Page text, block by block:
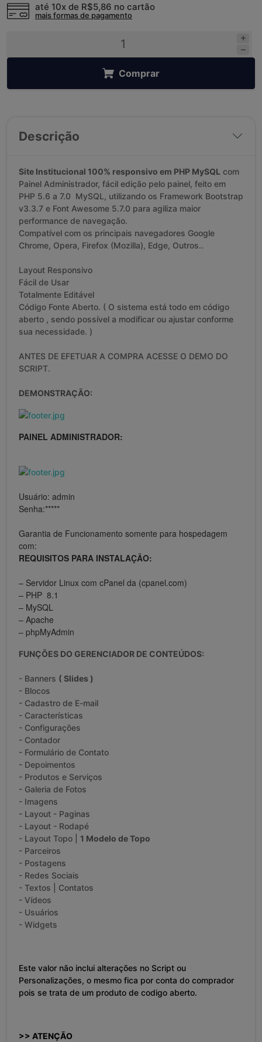
até 10x de R$5,86 no cartão
mais formas de pagamento
Comprar
Descrição
Site Institucional 100% responsivo em PHP MySQL com
Painel Administrador, fácil edição pelo painel, feito em
PHP 5.6 a 7.0 MySQL, utilizando os Framework Bootstrap
v3.3.7 e Font Awesome 5.7.0 para agiliza maior
performance de navegação.
Compatível com os principais navegadores Google
Chrome, Opera, Firefox (Mozilla), Edge, Outros..
Layout Responsivo
Fácil de Usar
Totalmente Editável
Código Fonte Aberto. ( O sistema está todo em código
aberto , sendo possível a modificar ou ajustar conforme
sua necessidade. )
ANTES DE EFETUAR A COMPRA ACESSE O DEMO DO
SCRIPT.
DEMONSTRAÇÃO:
PAINEL ADMINISTRADOR:
Usuário: admin
Senha:*****
Garantia de Funcionamento somente para hospedagem
com:
REQUISITOS PARA INSTALAÇÃO:
– Servidor Linux com cPanel da (cpanel.com)
– PHP 8.1
– MySQL
– Apache
– phpMyAdmin
FUNÇÕES DO GERENCIADOR DE CONTEÚDOS:
- Banners ( Slides )
- Blocos
- Cadastro de E-mail
- Características
- Configurações
- Contador
- Formulário de Contato
- Depoimentos
- Produtos e Serviços
- Galeria de Fotos
- Imagens
- Layout - Paginas
- Layout - Rodapé
- Layout Topo | 1 Modelo de Topo
- Parceiros
- Postagens
- Redes Sociais
- Textos | Contatos
- Vídeos
- Usuários
- Widgets
Este valor não inclui alterações no Script ou
Personalizações, o mesmo fica por conta do comprador
pois se trata de um produto de codigo aberto.
>> ATENÇÃO